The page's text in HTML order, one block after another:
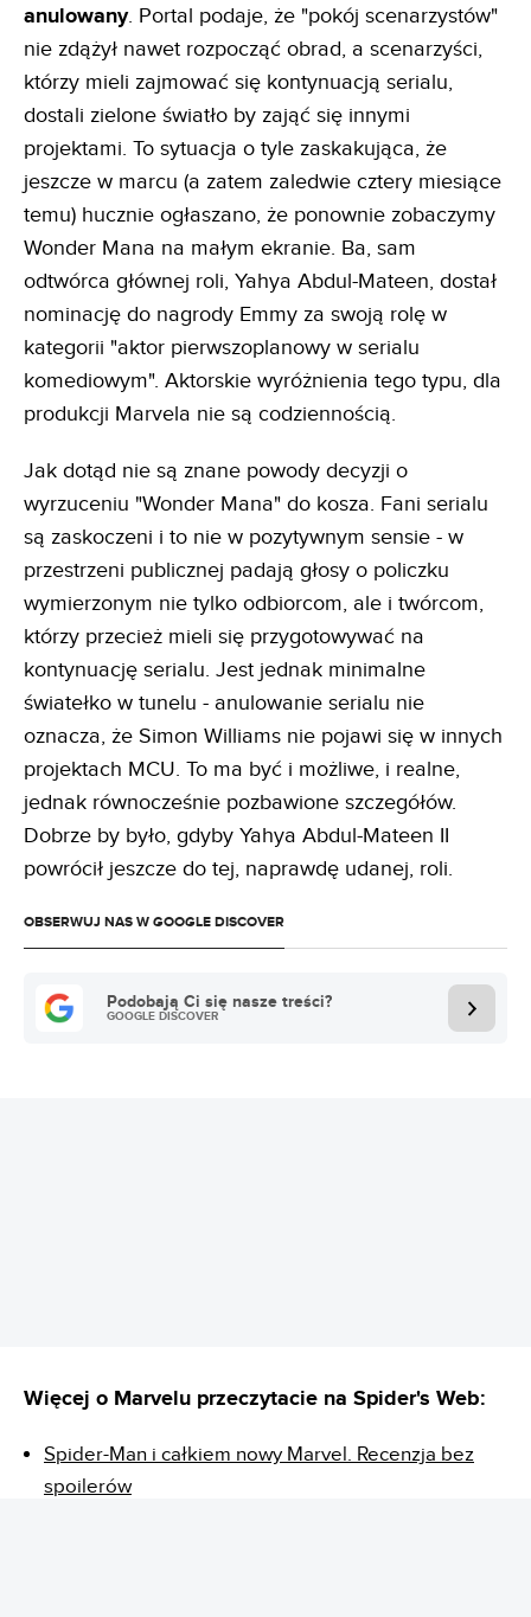
anulowany. Portal podaje, że "pokój scenarzystów"
nie zdążył nawet rozpocząć obrad, a scenarzyści,
którzy mieli zajmować się kontynuacją serialu,
dostali zielone światło by zająć się innymi
projektami. To sytuacja o tyle zaskakująca, że
jeszcze w marcu (a zatem zaledwie cztery miesiące
temu) hucznie ogłaszano, że ponownie zobaczymy
Wonder Mana na małym ekranie. Ba, sam
odtwórca głównej roli, Yahya Abdul-Mateen, dostał
nominację do nagrody Emmy za swoją rolę w
kategorii "aktor pierwszoplanowy w serialu
komediowym". Aktorskie wyróżnienia tego typu, dla
produkcji Marvela nie są codziennością.
Jak dotąd nie są znane powody decyzji o
wyrzuceniu "Wonder Mana" do kosza. Fani serialu
są zaskoczeni i to nie w pozytywnym sensie - w
przestrzeni publicznej padają głosy o policzku
wymierzonym nie tylko odbiorcom, ale i twórcom,
którzy przecież mieli się przygotowywać na
kontynuację serialu. Jest jednak minimalne
światełko w tunelu - anulowanie serialu nie
oznacza, że Simon Williams nie pojawi się w innych
projektach MCU. To ma być i możliwe, i realne,
jednak równocześnie pozbawione szczegółów.
Dobrze by było, gdyby Yahya Abdul-Mateen II
powrócił jeszcze do tej, naprawdę udanej, roli.
OBSERWUJ NAS W GOOGLE DISCOVER
Podobają Ci się nasze treści?
GOOGLE DISCOVER
Więcej o Marvelu przeczytacie na Spider's Web:
Spider-Man i całkiem nowy Marvel. Recenzja bez
spoilerów